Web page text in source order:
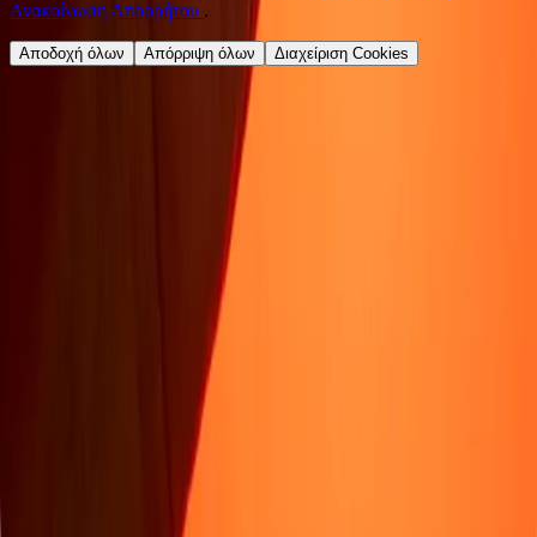
Ανακοίνωση Απορρήτου .
Αποδοχή όλων Απόρριψη όλων Διαχείριση Cookies